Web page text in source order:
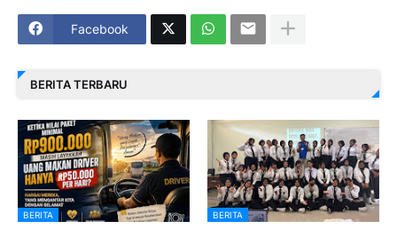
Facebook
BERITA TERBARU
BERITA BERITA